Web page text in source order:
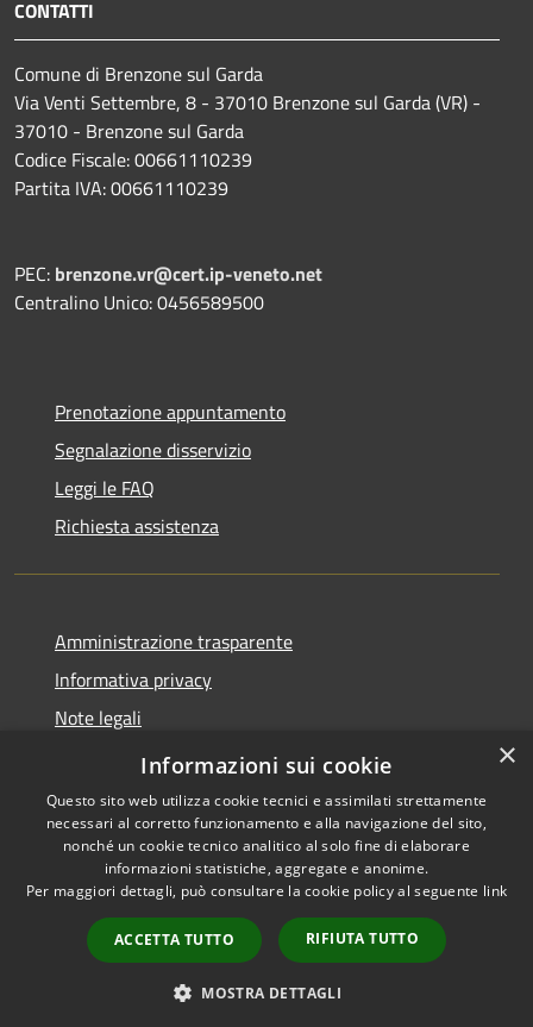
CONTATTI
Comune di Brenzone sul Garda
Via Venti Settembre, 8 - 37010 Brenzone sul Garda (VR) -
37010 - Brenzone sul Garda
Codice Fiscale: 00661110239
Partita IVA: 00661110239
PEC: brenzone.vr@cert.ip-veneto.net
Centralino Unico: 0456589500
Prenotazione appuntamento
Segnalazione disservizio
Leggi le FAQ
Richiesta assistenza
Amministrazione trasparente
Informativa privacy
Note legali
Dichiarazione di accessibilità
Accessibilità
Copyright © 2026 • Comune di
Brenzone sul Garda • Powered
byMunicipium
Accesso
redazione
×
Informazioni sui cookie
Questo sito web utilizza cookie tecnici e assimilati strettamente
necessari al corretto funzionamento e alla navigazione del sito,
nonché un cookie tecnico analitico al solo fine di elaborare
informazioni statistiche, aggregate e anonime.
Per maggiori dettagli, può consultare la cookie policy al seguente link
ACCETTA TUTTO RIFIUTA TUTTO
MOSTRA DETTAGLI